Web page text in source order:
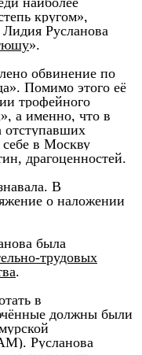
кругом»,
Лидия Русланова
».
обвинение по
Помимо этого её
трофейного
а именно, что в
в Москву
драгоценностей.
В
о наложении
была
трудовых
.
в
должны были
Русланова